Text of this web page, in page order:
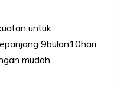
untuk
9bulan10hari
mudah.